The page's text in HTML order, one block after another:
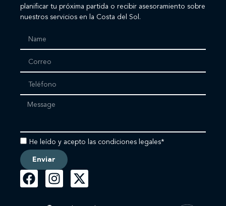
planificar tu próxima partida o recibir asesoramiento sobre
nuestros servicios en la Costa del Sol.
He leído y acepto las condiciones legales*
Enviar